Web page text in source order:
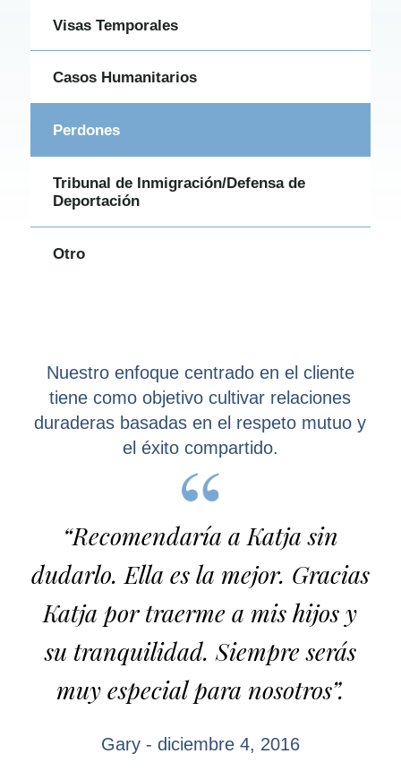
Visas Temporales
Casos Humanitarios
Perdones
Tribunal de Inmigración/Defensa de
Deportación
Otro
Nuestro enfoque centrado en el cliente
tiene como objetivo cultivar relaciones
duraderas basadas en el respeto mutuo y
el éxito compartido.
“Recomendaría a Katja sin
dudarlo. Ella es la mejor. Gracias
Katja por traerme a mis hijos y
su tranquilidad. Siempre serás
muy especial para nosotros”.
Gary - diciembre 4, 2016